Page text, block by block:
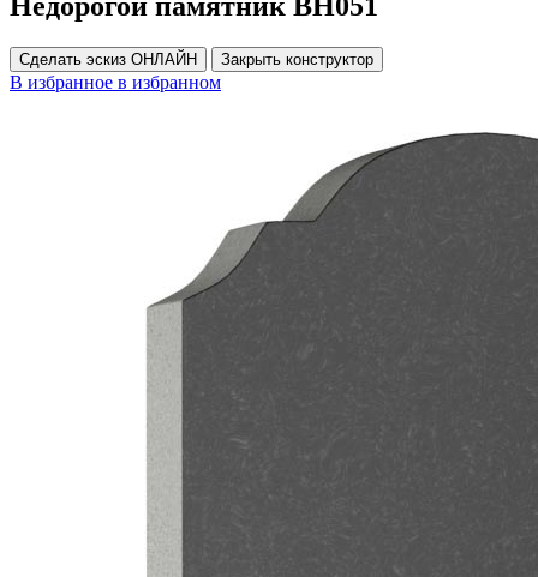
Недорогой памятник ВН051
Сделать эскиз ОНЛАЙН Закрыть конструктор
В избранное в избранном